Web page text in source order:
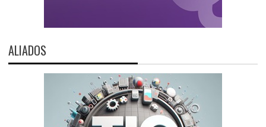
ALIADOS